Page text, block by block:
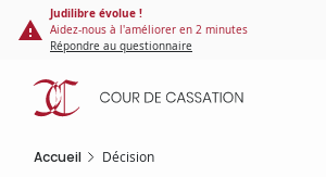
Panneau de gestion des cookies
contenu
principal
Judilibre évolue !
Aidez-nous à l'améliorer en 2 minutes
Répondre au questionnaire
Accueil Décision